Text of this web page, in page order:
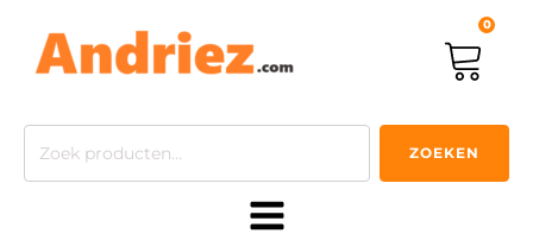
0
Zoeken
ZOEKEN